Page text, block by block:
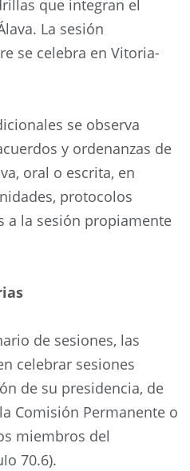
que integran el
La sesión
se celebra en Vitoria-
se observa
y ordenanzas de
oral o escrita, en
protocolos
a la sesión propiamente
de sesiones, las
celebrar sesiones
de su presidencia, de
Comisión Permanente o
miembros del
70.6).